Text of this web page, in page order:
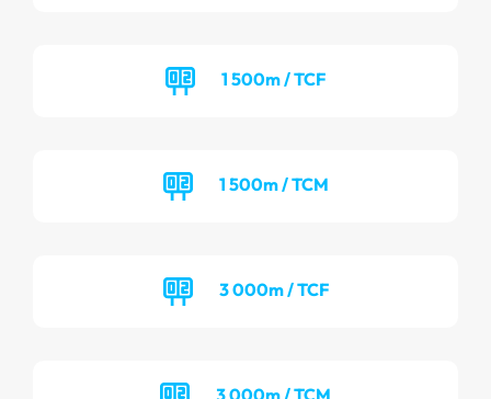
1 500m / TCF
1 500m / TCM
3 000m / TCF
3 000m / TCM